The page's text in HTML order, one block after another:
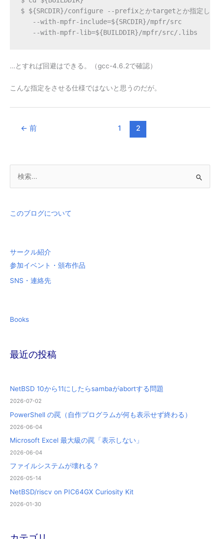
$ ${SRCDIR}/configure --prefixとかtargetとか指定した
   --with-mpfr-include=${SRCDIR}/mpfr/src
   --with-mpfr-lib=${BUILDDIR}/mpfr/src/.libs
…とすれば回避はできる。（gcc-4.6.2で確認）
こんな指定をさせる仕様ではないと思うのだが。
← 前 1 2
象
このブログについて
サークル紹介
参加イベント・頒布作品
SNS・連絡先
Books
最近の投稿
NetBSD 10から11にしたらsambaがabortする問題
2026-07-02
PowerShell の罠（自作プログラムが何も表示せず終わる）
2026-06-04
Microsoft Excel 最大級の罠「表示しない」
2026-06-04
ファイルシステムが壊れる？
2026-05-14
NetBSD/riscv on PIC64GX Curiosity Kit
2026-01-30